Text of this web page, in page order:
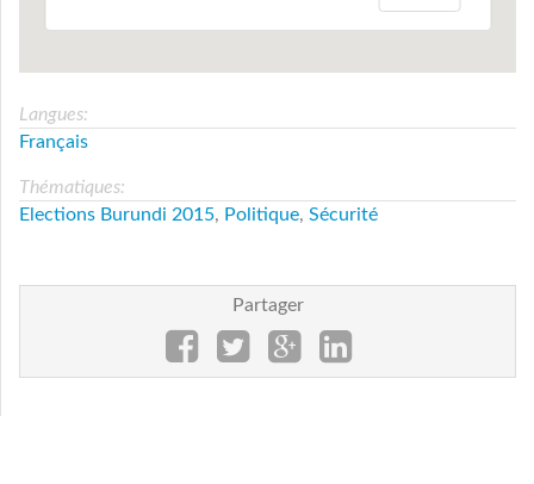
Langues:
Français
Thématiques:
Elections Burundi 2015, Politique, Sécurité
Partager